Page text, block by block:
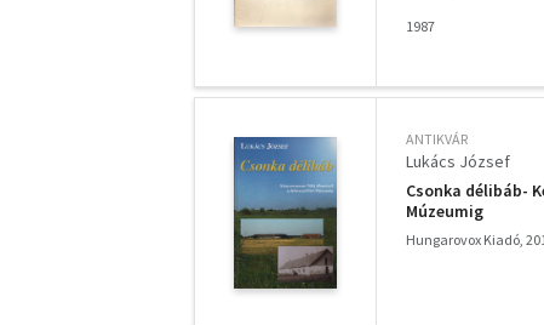
1987
ANTIKVÁR
Lukács József
Csonka délibáb-
Múzeumig
Hungarovox Kiadó,